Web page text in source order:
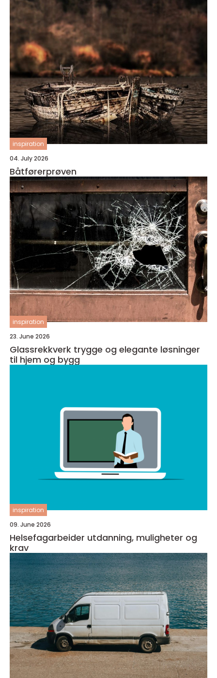
inspiration
04. July 2026
Båtførerprøven
inspiration
23. June 2026
Glassrekkverk trygge og elegante løsninger
til hjem og bygg
inspiration
09. June 2026
Helsefagarbeider utdanning, muligheter og
krav